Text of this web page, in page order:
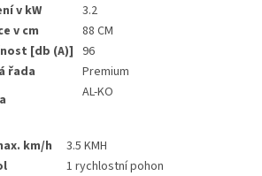
v kW
3.2
v cm
88 CM
[db (A)] 96
řada
Premium
AL-KO
km/h
3.5 KMH
1 rychlostní pohon